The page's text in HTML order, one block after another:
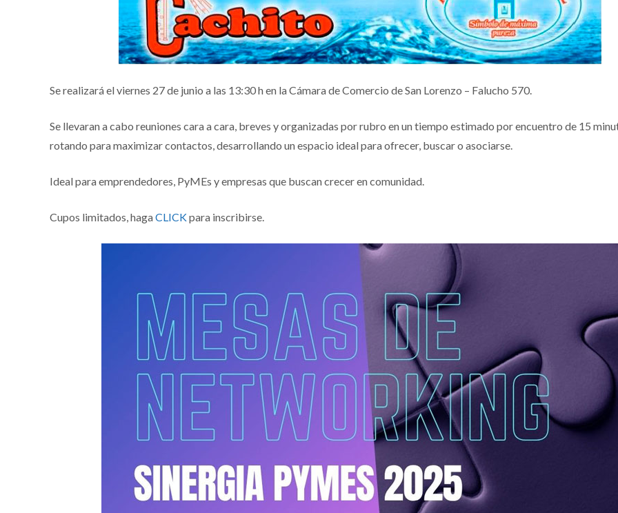
Se realizará el viernes 27 de junio a las 13:30 h en la Cámara de Comercio de San Lorenzo – Falucho 570.
Se llevaran a cabo reuniones cara a cara, breves y organizadas por rubro en un tiempo estimado por encuentro de 15
rotando para maximizar contactos, desarrollando un espacio ideal para ofrecer, buscar o asociarse.
Ideal para emprendedores, PyMEs y empresas que buscan crecer en comunidad.
Cupos limitados, hagaCLICKpara inscribirse.